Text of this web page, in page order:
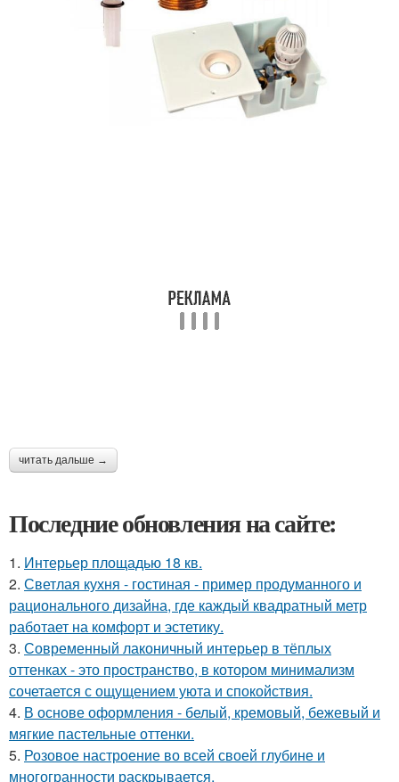
читать дальше →
Последние обновления на сайте:
1. Интерьер площадью 18 кв.
2. Светлая кухня - гостиная - пример продуманного и
рационального дизайна, где каждый квадратный метр
работает на комфорт и эстетику.
3. Современный лаконичный интерьер в тёплых
оттенках - это пространство, в котором минимализм
сочетается с ощущением уюта и спокойствия.
4. В основе оформления - белый, кремовый, бежевый и
мягкие пастельные оттенки.
5. Розовое настроение во всей своей глубине и
многогранности раскрывается.